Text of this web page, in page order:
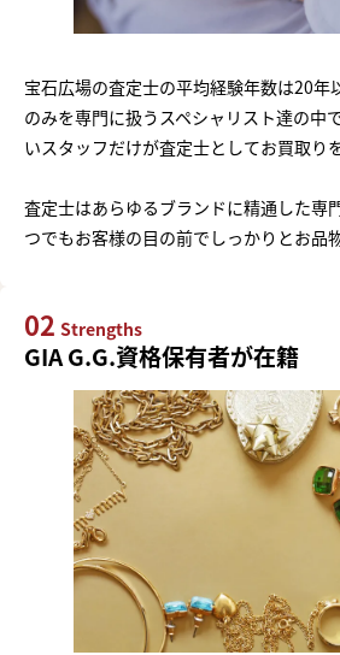
宝石広場の査定士の平均経験年数は20年
のみを専門に扱うスペシャリスト達の中
いスタッフだけが査定士としてお買取り
査定士はあらゆるブランドに精通した専
つでもお客様の目の前でしっかりとお品
02 Strengths
GIA G.G.資格保有者が在籍